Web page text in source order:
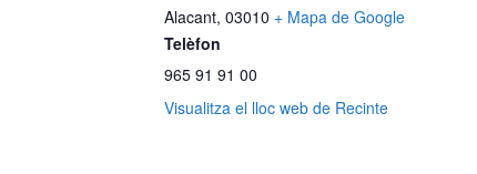
Alacant, 03010 + Mapa de Google
Telèfon
965 91 91 00
Visualitza el lloc web de Recinte